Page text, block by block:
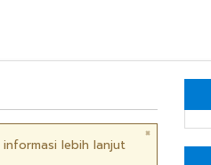
lebih lanjut
×